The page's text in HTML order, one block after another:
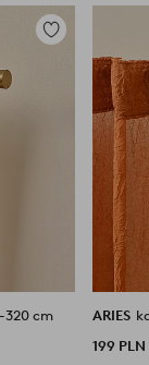
Dodaj
ulubionych
320 cm
ARIES
199 PLN